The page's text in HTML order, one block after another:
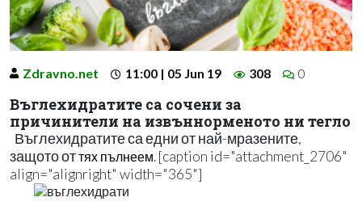
Zdravno.net 11:00 | 05 Jun 19 308 0
Въглехидратите са сочени за
причинители на извъннорменото ни тегло
Въглехидратите са едни от най-мразените,
защото оттях пълнеем. [caption id="attachment_2706"
align="alignright" width="365"]